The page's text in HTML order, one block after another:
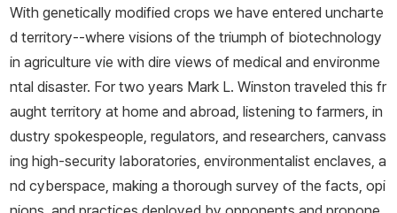
With genetically modified crops we have entered uncharte
d territory--where visions of the triumph of biotechnology
in agriculture vie with dire views of medical and environme
ntal disaster. For two years Mark L. Winston traveled this fr
aught territory at home and abroad, listening to farmers, in
dustry spokespeople, regulators, and researchers, canvass
ing high-security laboratories, environmentalist enclaves, a
nd cyberspace, making a thorough survey of the facts, opi